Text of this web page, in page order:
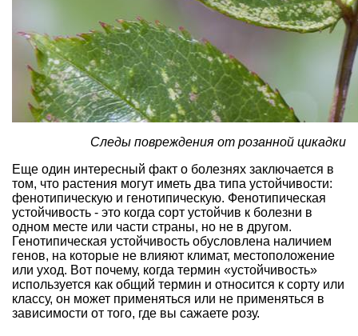
Следы повреждения от розанной цикадки
Еще один интересный факт о болезнях заключается в
том, что растения могут иметь два типа устойчивости:
фенотипическую и генотипическую. Фенотипическая
устойчивость - это когда сорт устойчив к болезни в
одном месте или части страны, но не в другом.
Генотипическая устойчивость обусловлена ​​наличием
генов, на которые не влияют климат, местоположение
или уход. Вот почему, когда термин «устойчивость»
используется как общий термин и относится к сорту или
классу, он может применяться или не применяться в
зависимости от того, где вы сажаете розу.